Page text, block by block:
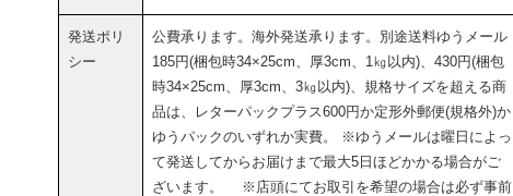
発送ポリ
シー
公費承ります。海外発送承ります。別途送料ゆうメール
185円(梱包時34×25cm、厚3cm、1㎏以内)、430円(梱包
時34×25cm、厚3cm、3㎏以内)、規格サイズを超える商
品は、レターパックプラス600円か定形外郵便(規格外)か
ゆうパックのいずれか実費。 ※ゆうメールは曜日によっ
て発送してからお届けまで最大5日ほどかかる場合がご
ざいます。 ※店頭にてお取引を希望の場合は必ず事前